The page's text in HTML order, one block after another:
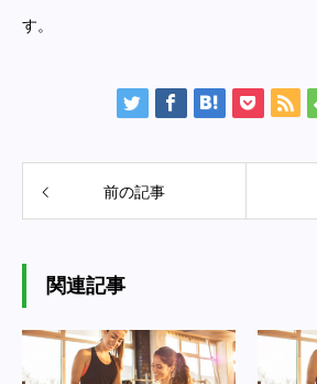
す。
前の記事
関連記事